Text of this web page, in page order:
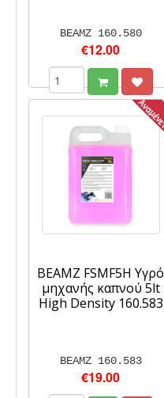
BEAMZ 160.580
€12.00
BEAMZ FSMF5H Υγρό
μηχανής καπνού 5lt
High Density 160.583
BEAMZ 160.583
€19.00